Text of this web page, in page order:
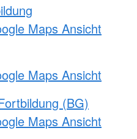
Maps Ansicht
Maps Ansicht
(BG)
Maps Ansicht